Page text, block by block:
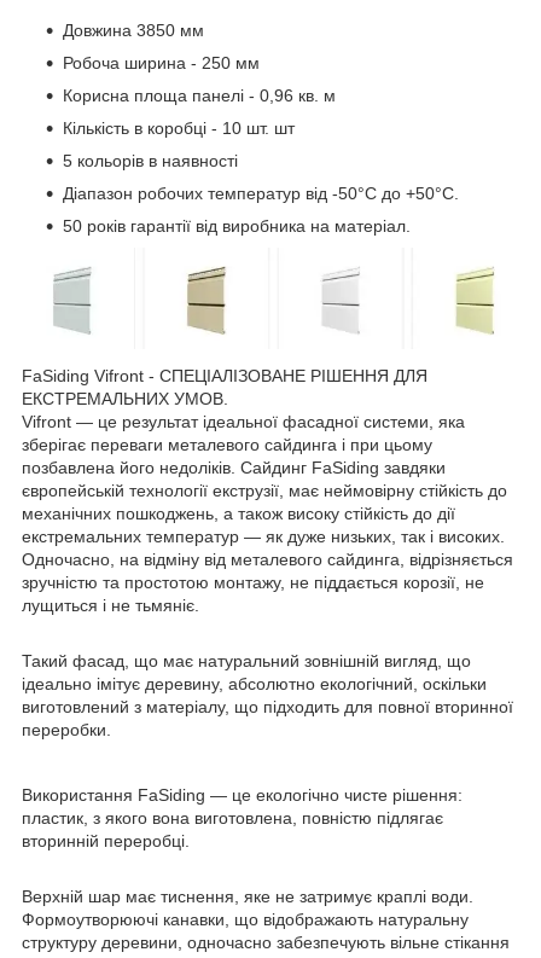
Довжина 3850 мм
Робоча ширина - 250 мм
Корисна площа панелі - 0,96 кв. м
Кількість в коробці - 10 шт. шт
5 кольорів в наявності
Діапазон робочих температур від -50°С до +50°С.
50 років гарантії від виробника на матеріал.
FaSiding Vifront - СПЕЦІАЛІЗОВАНЕ РІШЕННЯ ДЛЯ
ЕКСТРЕМАЛЬНИХ УМОВ.
Vifront — це результат ідеальної фасадної системи, яка
зберігає переваги металевого сайдинга і при цьому
позбавлена його недоліків. Сайдинг FaSiding завдяки
європейській технології екструзії, має неймовірну стійкість до
механічних пошкоджень, а також високу стійкість до дії
екстремальних температур — як дуже низьких, так і високих.
Одночасно, на відміну від металевого сайдинга, відрізняється
зручністю та простотою монтажу, не піддається корозії, не
лущиться і не тьмяніє.
Такий фасад, що має натуральний зовнішній вигляд, що
ідеально імітує деревину, абсолютно екологічний, оскільки
виготовлений з матеріалу, що підходить для повної вторинної
переробки.
Використання FaSiding — це екологічно чисте рішення:
пластик, з якого вона виготовлена, повністю підлягає
вторинній переробці.
Верхній шар має тиснення, яке не затримує краплі води.
Формоутворюючі канавки, що відображають натуральну
структуру деревини, одночасно забезпечують вільне стікання